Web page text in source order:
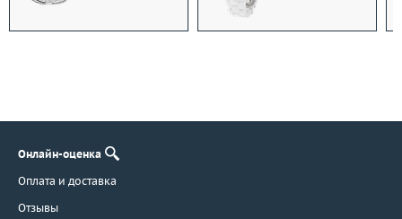
Онлайн-оценка
Оплата и доставка
Отзывы